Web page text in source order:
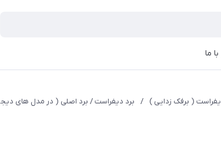
ما
( برفک زدایی ) / برد دیفراست / برد اصلی ( در مدل های